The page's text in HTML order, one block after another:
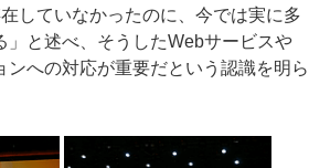
していなかったのに、今では実に多
」と述べ、そうしたWebサービスや
ンへの対応が重要だという認識を明ら